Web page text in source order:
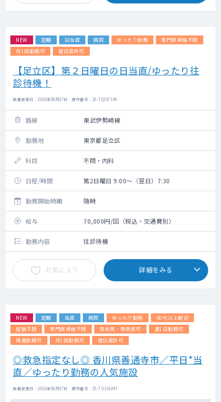
NEW 定期 日当直 病院 ゆったり勤務
専門医資格不問
月1回勤務可
宿日直許可
【足立区】第２日曜日の日当直/ゆったり往
診待機！
掲載更新日 : 2026年08月07日 案件番号 : 26-TQ337140
路線 東武伊勢崎線
勤務地 東京都足立区
科目 不問・内科
日程/時間 第2日曜日 9:00～（翌日）7:30
勤務開始時期 随時
給与 70,000円/回（税込・交通費別）
勤務内容 往診待機
お気に入り 詳細をみる
NEW 定期 当直 病院 ゆったり勤務
60代以上歓迎
経験不問
専門医資格不問 専攻医・専修医可
週1日勤務可
隔週勤務可
月1回勤務可 宿日直許可
◎救急指定なし◎ 香川県善通寺市／平日*当
直／ゆったり勤務の人気施設
掲載更新日 : 2026年08月07日 案件番号 : 25-TU316047